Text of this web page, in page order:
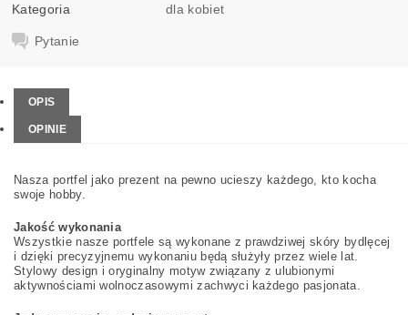
Kategoria dla kobiet
Pytanie
OPIS
OPINIE
Nasza portfel jako prezent na pewno ucieszy każdego, kto kocha
swoje hobby.
Jakość wykonania
Wszystkie nasze portfele są wykonane z prawdziwej skóry bydlęcej
i dzięki precyzyjnemu wykonaniu będą służyły przez wiele lat.
Stylowy design i oryginalny motyw związany z ulubionymi
aktywnościami wolnoczasowymi zachwyci każdego pasjonata.